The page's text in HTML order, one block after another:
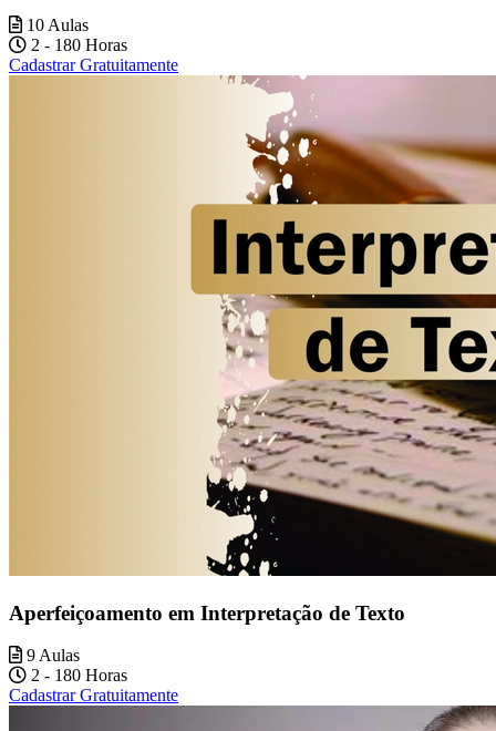
10 Aulas
2 - 180 Horas
Cadastrar Gratuitamente
Aperfeiçoamento em Interpretação de Texto
9 Aulas
2 - 180 Horas
Cadastrar Gratuitamente